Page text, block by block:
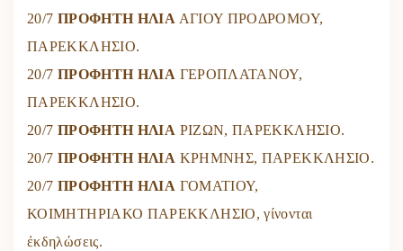
20/7 ΠΡΟΦΗΤΗ ΗΛΙΑ ΑΓΙΟΥ ΠΡΟΔΡΟΜΟΥ,
ΠΑΡΕΚΚΛΗΣΙΟ.
20/7 ΠΡΟΦΗΤΗ ΗΛΙΑ ΓΕΡΟΠΛΑΤΑΝΟΥ,
ΠΑΡΕΚΚΛΗΣΙΟ.
20/7 ΠΡΟΦΗΤΗ ΗΛΙΑ ΡΙΖΩΝ, ΠΑΡΕΚΚΛΗΣΙΟ.
20/7 ΠΡΟΦΗΤΗ ΗΛΙΑ ΚΡΗΜΝΗΣ, ΠΑΡΕΚΚΛΗΣΙΟ.
20/7 ΠΡΟΦΗΤΗ ΗΛΙΑ ΓΟΜΑΤΙΟΥ,
ΚΟΙΜΗΤΗΡΙΑΚΟ ΠΑΡΕΚΚΛΗΣΙΟ, γίνονται
ἐκδηλώσεις.